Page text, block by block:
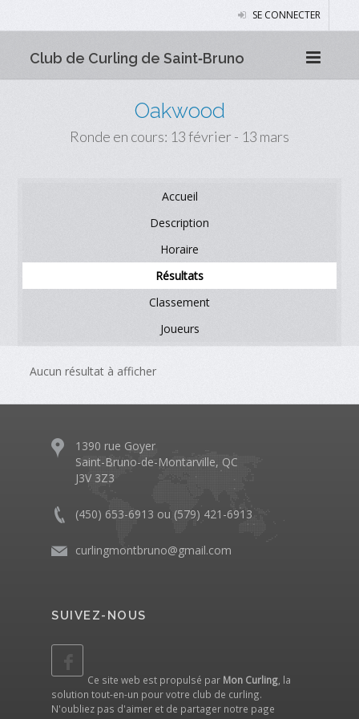
SE CONNECTER
Club de Curling de Saint‑Bruno
Oakwood
Ronde en cours: 13 février - 13 mars
Accueil
Description
Horaire
Résultats
Classement
Joueurs
Aucun résultat à afficher
1390 rue Goyer
Saint-Bruno-de-Montarville, QC
J3V 3Z3
(450) 653-6913 ou (579) 421-6913
curlingmontbruno@gmail.com
SUIVEZ-NOUS
Ce site web est propulsé par Mon Curling, la
solution tout-en-un pour votre club de curling.
N'oubliez pas d'aimer et de partager notre page